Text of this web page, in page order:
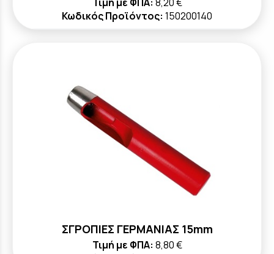
Κωδικός Προϊόντος: 150200140
ΣΓΡΟΠΙΕΣ ΓΕΡΜΑΝΙΑΣ 15mm
Τιμή με ΦΠΑ: 8,80 €